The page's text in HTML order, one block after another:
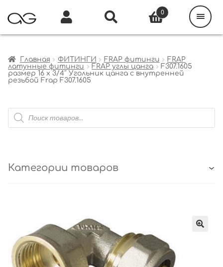
Главная ФИТИНГИ FRAP фитинги
FRAP
латунные фитинги
FRAP углы цанга
F307.1605
размер 16 x 3/4″ Угольник цанга с внутренней
резьбой Frap F307.1605
Поиск
товаров
Категории товаров
0